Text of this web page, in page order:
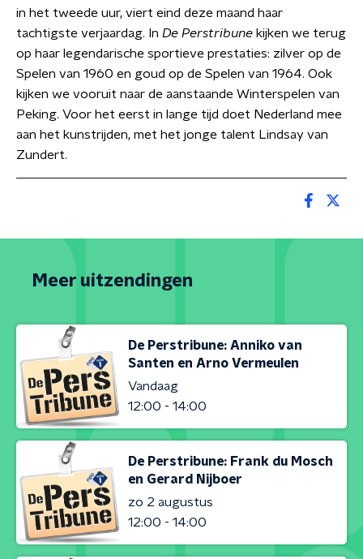
in het tweede uur, viert eind deze maand haar
tachtigste verjaardag. In De Perstribune kijken we terug
op haar legendarische sportieve prestaties: zilver op de
Spelen van 1960 en goud op de Spelen van 1964. Ook
kijken we vooruit naar de aanstaande Winterspelen van
Peking. Voor het eerst in lange tijd doet Nederland mee
aan het kunstrijden, met het jonge talent Lindsay van
Zundert.
Meer uitzendingen
De Perstribune: Anniko van
Santen en Arno Vermeulen
Vandaag
12:00 - 14:00
De Perstribune: Frank du Mosch
en Gerard Nijboer
zo 2 augustus
12:00 - 14:00